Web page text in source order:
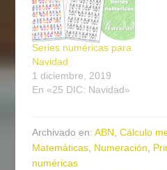
Series numéricas para
Navidad
1 diciembre, 2019
En «25 DIC: Navidad»
Archivado en:ABN,Cálculo
Matemáticas, Numeración,
numéricas